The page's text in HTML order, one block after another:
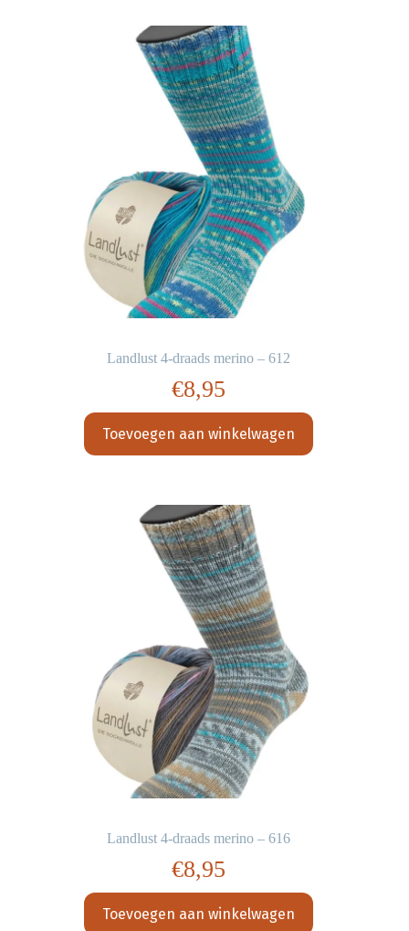
Landlust 4-draads merino – 612
€8,95
Toevoegen aan winkelwagen
Landlust 4-draads merino – 616
€8,95
Toevoegen aan winkelwagen